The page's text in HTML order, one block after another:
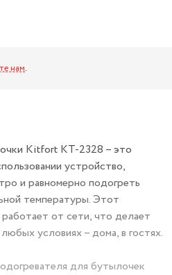
нам.
Kitfort КТ-2328 – это
устройство,
и равномерно подогреть
температуры. Этот
от сети, что делает
условиях – дома, в гостях.
для бутылочек